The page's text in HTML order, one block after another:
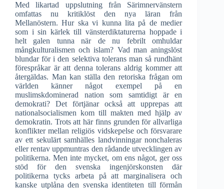
Med likartad uppslutning från Särimnervänstern
omfattas nu kritiklöst den nya läran från
Mellanöstern. Hur ska vi kunna lita på de medier
som i sin kärlek till vänsterdiktaturerna hoppade i
helt galen tunna när de nu febrilt omhuldar
mångkulturalismen och islam? Vad man aningslöst
blundar för i den selektiva tolerans man så rundhänt
förespråkar är att denna tolerans aldrig kommer att
återgäldas. Man kan ställa den retoriska frågan om
världen känner något exempel på en
muslimskdominerad nation som samtidigt är en
demokrati? Det förtjänar också att upprepas att
nationalsocialismen kom till makten med hjälp av
demokratin. Trots att här finns grunden för allvarliga
konflikter mellan religiös vidskepelse och försvarare
av ett sekulärt samhälles landvinningar nonchaleras
eller rentav uppmuntras den rådande utvecklingen av
politikerna. Men inte mycket, om ens något, ger oss
stöd för den svenska ingenjörskonsten där
politikerna tycks arbeta på att marginalisera och
kanske utplåna den svenska identiteten till förmån